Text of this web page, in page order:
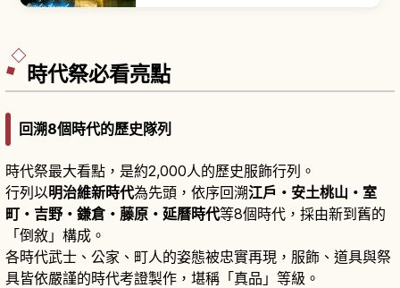
時代祭必看亮點
回溯8個時代的歷史隊列
時代祭最大看點，是約2,000人的歷史服飾行列。
行列以明治維新時代為先頭，依序回溯江戶・安土桃山・室
町・吉野・鎌倉・藤原・延曆時代等8個時代，採由新到舊的
「倒敘」構成。
各時代武士、公家、町人的姿態被忠實再現，服飾、道具與祭
具皆依嚴謹的時代考證製作，堪稱「真品」等級。